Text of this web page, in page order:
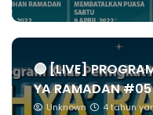
🔴 [LIVE]
YA RAMADAN #05
Unknown 4 tahun